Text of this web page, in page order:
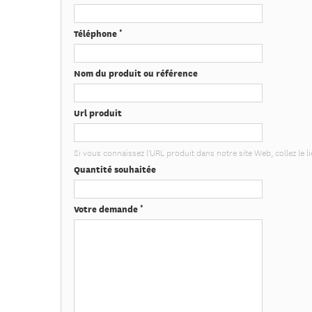
Téléphone*
Nom du produit ou référence
Url produit
Si vous connaissez l'URL produit dans notre site Web, collez le
Quantité souhaitée
Votre demande*